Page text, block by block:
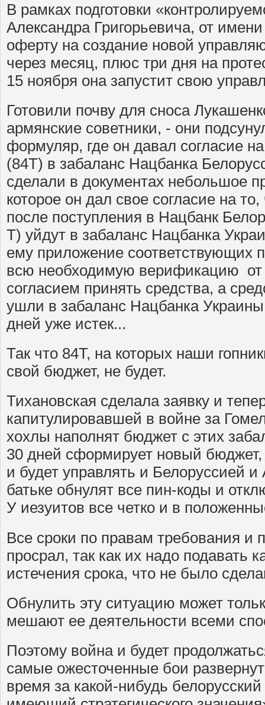
В рамках подготовки
Александра Григорьевича, от
оферту на создание новой
через месяц, плюс три дня на
15 ноября она запустит свою
Готовили почву для сноса
армянские советники, - они
формуляр, где он давал согласие
(84Т) в забаланс Нацбанка
сделали в документах небольшое
которое он дал свое согласие на
после поступления в Нацбанк
Т) уйдут в забаланс Нацбанка
ему приложение соответствующих
всю необходимую верификацию от
согласием принять средства, а
ушли в забаланс Нацбанка
дней уже истек...
Так что 84Т, на которых наши
свой бюджет, не будет.
Тихановская сделала заявку и
капитулировавшей в войне за
хохлы наполнят бюджет с этих
30 дней сформирует новый бюджет,
и будет управлять и Белоруссией
батьке обнулят все пин-коды и
У иезуитов все четко и в
Все сроки по правам требования и
просрал, так как их надо подавать
истечения срока, что не было
Обнулить эту ситуацию может
мешают ее деятельности всеми
Поэтому война и будет
самые ожесточенные бои
время за какой-нибудь